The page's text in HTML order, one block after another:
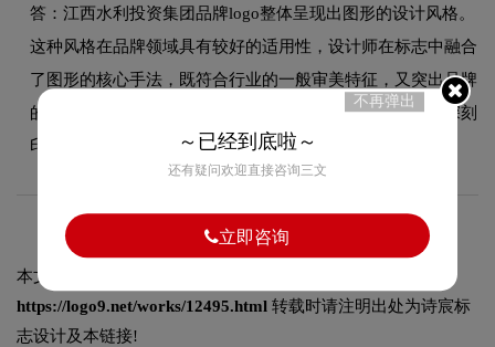
答：江西水利投资集团品牌logo整体呈现出图形的设计风格。
这种风格在品牌领域具有较好的适用性，设计师在标志中融合
了图形的核心手法，既符合行业的一般审美特征，又突出品牌
的独特个性，能够在众多竞品中脱颖而出，给消费者留下深刻
印象。
本文标题和链接
https://logo9.net/works/12495.html 转载时请注明出处为诗宸标
志设计及本链接!
不再弹出
～已经到底啦～
还有疑问欢迎直接咨询三文
立即咨询